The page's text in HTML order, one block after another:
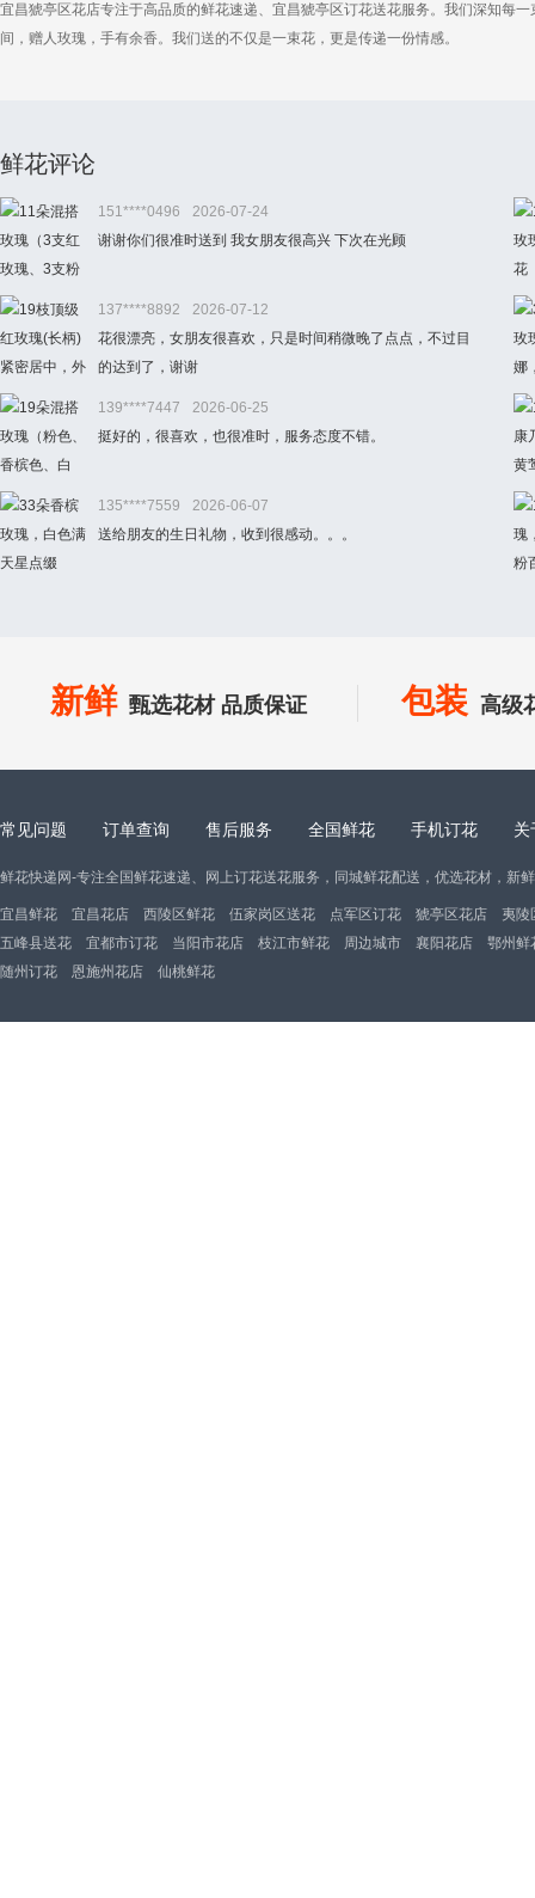
宜昌猇亭区花店专注于高品质的鲜花速递、宜昌猇亭区订花送花服务。我们深知每
间，赠人玫瑰，手有余香。我们送的不仅是一束花，更是传递一份情感。
鲜花评论
151****0496
2026-07-24
谢谢你们很准时送到 我女朋友很高兴 下次在光顾
137****8892
2026-07-12
花很漂亮，女朋友很喜欢，只是时间稍微晚了点点，不过目
的达到了，谢谢
139****7447
2026-06-25
挺好的，很喜欢，也很准时，服务态度不错。
135****7559
2026-06-07
送给朋友的生日礼物，收到很感动。。。
新鲜 甄选花材 品质保证 包装 高级
常见问题 订单查询 售后服务 全国鲜花 手机订花 关
鲜花快递网-专注全国鲜花速递、网上订花送花服务，同城鲜花配送，优选花材，新
宜昌鲜花 宜昌花店 西陵区鲜花 伍家岗区送花 点军区订花 猇亭区花店
夷陵
五峰县送花
宜都市订花 当阳市花店 枝江市鲜花 周边城市 襄阳花店
鄂州鲜
随州订花
恩施州花店 仙桃鲜花